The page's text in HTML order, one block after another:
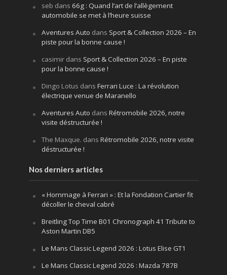
seb dans 66g : Quand l’art de l’allègement
automobile se met à l’heure suisse
Aventures Auto dans Sport & Collection 2026 – En
piste pour la bonne cause !
casimirdans Sport & Collection 2026 – En piste
pour la bonne cause !
Dingo Lotus dans Ferrari Luce : La révolution
électrique venue de Maranello
Aventures Auto dans Rétromobile 2026, notre
visite déstructurée !
The Maxque. dans Rétromobile 2026, notre visite
déstructurée !
Nos derniers articles
« Hommage à Ferrari » : Et la Fondation Cartier fit
décoller le cheval cabré
Breitling Top Time B01 Chronograph 41 Tribute to
Aston Martin DB5
Le Mans Classic Legend 2026 : Lotus Elise GT1
Le Mans Classic Legend 2026 : Mazda 787B